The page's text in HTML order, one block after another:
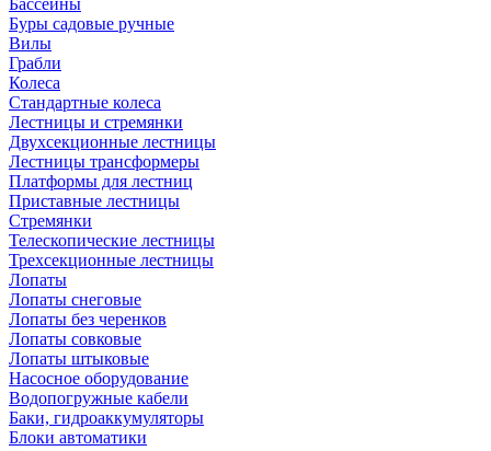
Бассейны
Буры садовые ручные
Вилы
Грабли
Колеса
Стандартные колеса
Лестницы и стремянки
Двухсекционные лестницы
Лестницы трансформеры
Платформы для лестниц
Приставные лестницы
Стремянки
Телескопические лестницы
Трехсекционные лестницы
Лопаты
Лопаты снеговые
Лопаты без черенков
Лопаты совковые
Лопаты штыковые
Насосное оборудование
Водопогружные кабели
Баки, гидроаккумуляторы
Блоки автоматики